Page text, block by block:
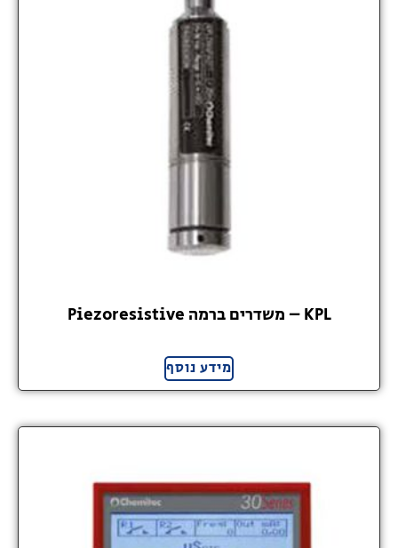
KPL – משדרים ברמה Piezoresistive
מידע נוסף